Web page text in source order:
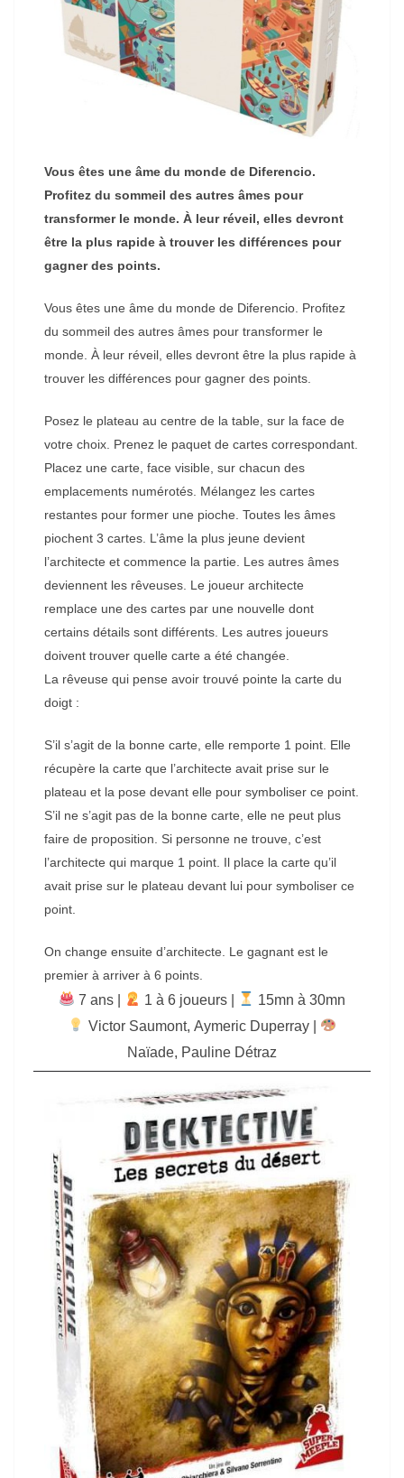
Vous êtes une âme du monde de Diferencio.
Profitez du sommeil des autres âmes pour
transformer le monde. À leur réveil, elles devront
être la plus rapide à trouver les différences pour
gagner des points.
Vous êtes une âme du monde de Diferencio. Profitez
du sommeil des autres âmes pour transformer le
monde. À leur réveil, elles devront être la plus rapide à
trouver les différences pour gagner des points.
Posez le plateau au centre de la table, sur la face de
votre choix. Prenez le paquet de cartes correspondant.
Placez une carte, face visible, sur chacun des
emplacements numérotés. Mélangez les cartes
restantes pour former une pioche. Toutes les âmes
piochent 3 cartes. L’âme la plus jeune devient
l’architecte et commence la partie. Les autres âmes
deviennent les rêveuses. Le joueur architecte
remplace une des cartes par une nouvelle dont
certains détails sont différents. Les autres joueurs
doivent trouver quelle carte a été changée.
La rêveuse qui pense avoir trouvé pointe la carte du
doigt :
S’il s’agit de la bonne carte, elle remporte 1 point. Elle
récupère la carte que l’architecte avait prise sur le
plateau et la pose devant elle pour symboliser ce point.
S’il ne s’agit pas de la bonne carte, elle ne peut plus
faire de proposition. Si personne ne trouve, c’est
l’architecte qui marque 1 point. Il place la carte qu’il
avait prise sur le plateau devant lui pour symboliser ce
point.
On change ensuite d’architecte. Le gagnant est le
premier à arriver à 6 points.
7 ans | ‍ 1 à 6 joueurs |
15mn à 30mn
Victor Saumont, Aymeric Duperray|
Naïade, Pauline Détraz